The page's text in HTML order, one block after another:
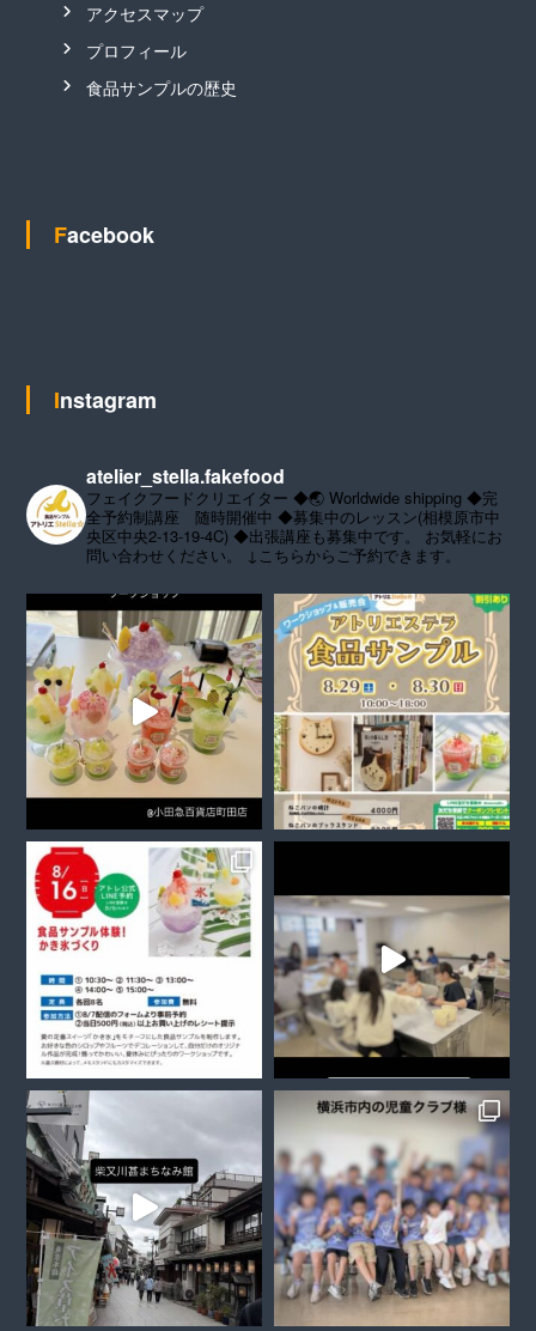
アクセスマップ
プロフィール
食品サンプルの歴史
Facebook
Instagram
atelier_stella.fakefood
フェイクフードクリエイター ◆🌏 Worldwide shipping◆完
全予約制講座 随時開催中 ◆募集中のレッスン(相模原市中
央区中央2-13-19-4C) ◆出張講座も募集中です。
お気軽にお
問い合わせください。
↓こちらからご予約できます。